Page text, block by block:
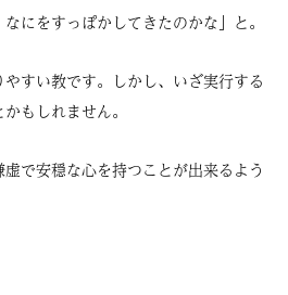
にをすっぽかしてきたのかな」と。
すい教です。しかし、いざ実行する
もしれません。
で安穏な心を持つことが出来るよう